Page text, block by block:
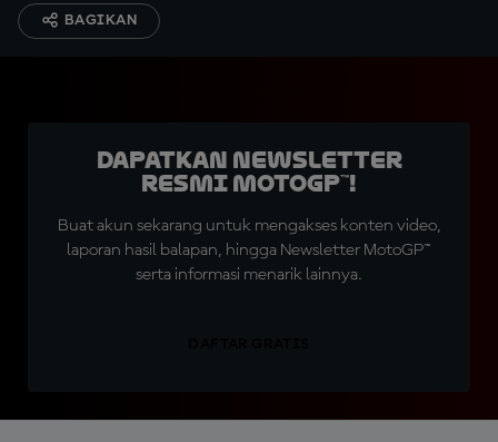
BAGIKAN
Dapatkan Newsletter
Resmi MotoGP™!
Buat akun sekarang untuk mengakses konten video,
laporan hasil balapan, hingga Newsletter MotoGP™
serta informasi menarik lainnya.